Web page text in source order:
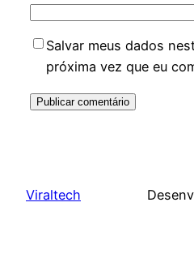
Salvar meus dados
próxima vez que eu
Viraltech